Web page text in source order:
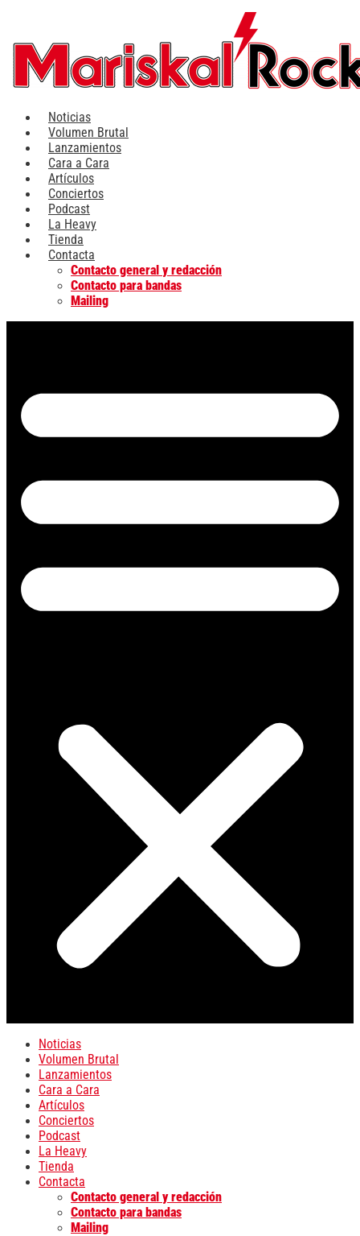
contenido
Noticias
Volumen Brutal
Lanzamientos
Cara a Cara
Artículos
Conciertos
Podcast
La Heavy
Tienda
Contacta
Contacto general y redacción
Contacto para bandas
Mailing
Noticias
Volumen Brutal
Lanzamientos
Cara a Cara
Artículos
Conciertos
Podcast
La Heavy
Tienda
Contacta
Contacto general y redacción
Contacto para bandas
Mailing